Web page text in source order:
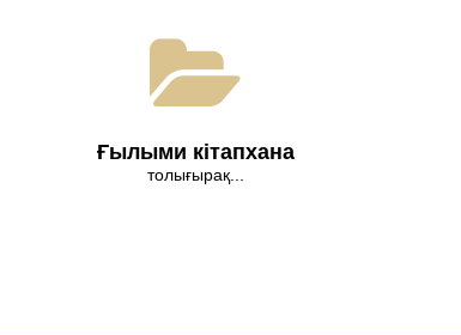
Ғылыми кітапхана
толығырақ...